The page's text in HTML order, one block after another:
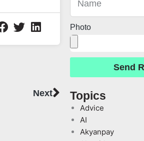
NextNext
Photo
Send
Topics
Advice
AI
Akyanpay